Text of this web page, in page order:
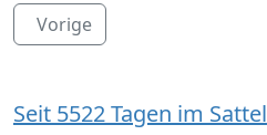
Vorige
Seit 5522 Tagen im Sattel